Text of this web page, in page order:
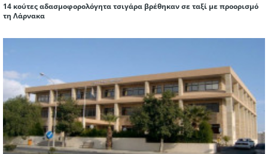
14 κούτες αδασμοφορολόγητα τσιγάρα βρέθηκαν σε ταξί με προορισμό
τη Λάρνακα